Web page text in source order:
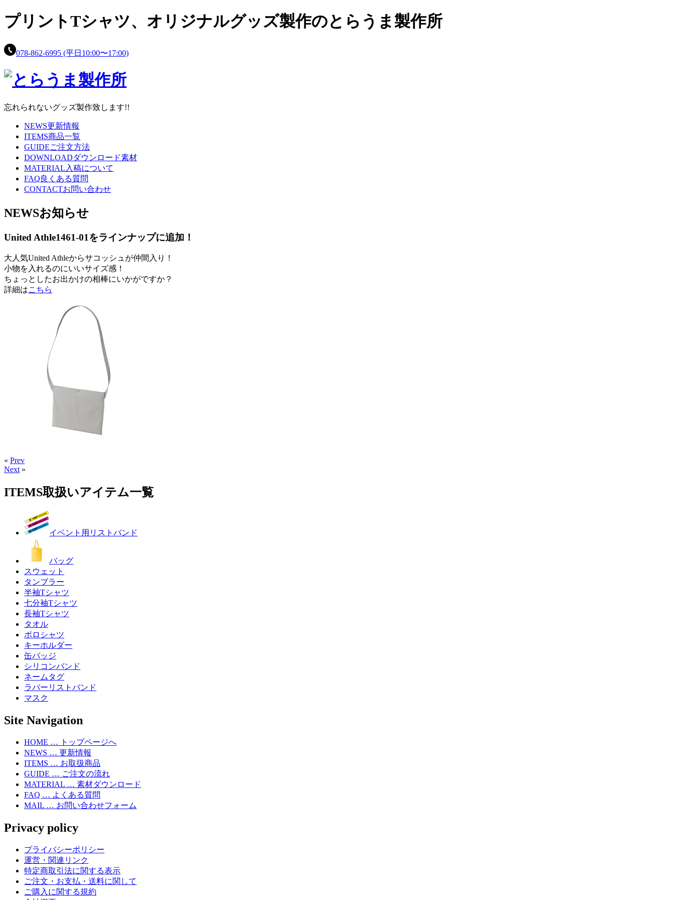
プリントTシャツ、 オリジナルグッズ製作のとらうま製作所
078-862-6995 (平日10:00〜17:00)
忘れられないグッズ製作致します!!
NEWS更新情報
ITEMS商品一覧
GUIDEご注文方法
DOWNLOADダウンロード素材
MATERIAL 入稿について
FAQ良くある質問
CONTACTお問い合わせ
NEWSお知らせ
United Athle1461-01をラインナップに追加！
大人気United Athleからサコッシュが仲間入り！
小物を入れるのにいいサイズ感！
ちょっとしたお出かけの相棒にいかがですか？
詳細はこちら
« Prev
Next »
ITEMS取扱いアイテム一覧
イベント用リストバンド
バッグ
スウェット
タンブラー
半袖Tシャツ
七分袖Tシャツ
長袖Tシャツ
タオル
ポロシャツ
キーホルダー
缶バッジ
シリコンバンド
ネームタグ
ラバーリストバンド
マスク
Site Navigation
HOME … トップページへ
NEWS … 更新情報
ITEMS … お取扱商品
GUIDE … ご注文の流れ
MATERIAL … 素材ダウンロード
FAQ … よくある質問
MAIL … お問い合わせフォーム
Privacy policy
プライバシーポリシー
運営・関連リンク
特定商取引法に関する表示
ご注文・お支払・送料に関して
ご購入に関する規約